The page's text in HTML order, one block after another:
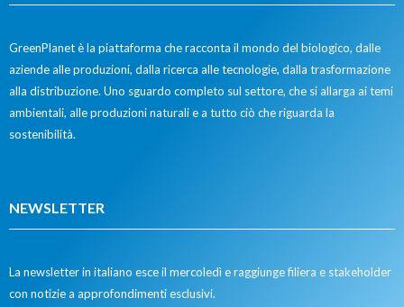
GreenPlanet è la piattaforma che racconta il mondo del biologico, dalle
aziende alle produzioni, dalla ricerca alle tecnologie, dalla trasformazione
alla distribuzione. Uno sguardo completo sul settore, che si allarga ai temi
ambientali, alle produzioni naturali e a tutto ciò che riguarda la
sostenibilità.
NEWSLETTER
La newsletter in italiano esce il mercoledì e raggiunge filiera e stakeholder
con notizie a approfondimenti esclusivi.